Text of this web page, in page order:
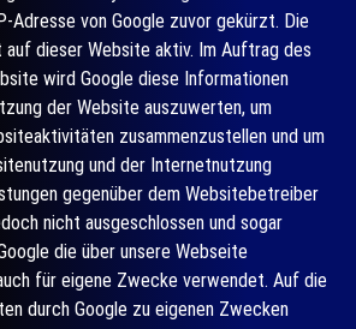
Adresse von Google zuvor gekürzt. Die
auf dieser Website aktiv. Im Auftrag des
wird Google diese Informationen
der Website auszuwerten, um
zusammenzustellen und um
und der Internetnutzung
gegenüber dem Websitebetreiber
nicht ausgeschlossen und sogar
die über unsere Webseite
für eigene Zwecke verwendet. Auf die
durch Google zu eigenen Zwecken